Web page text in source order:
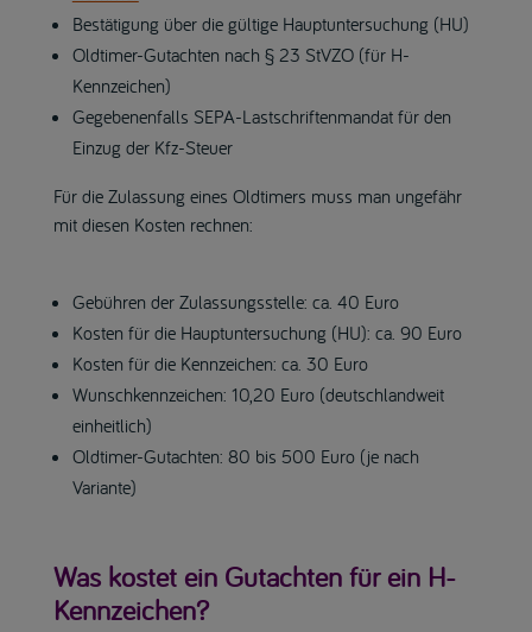
Bestätigung über die gültige Hauptuntersuchung (HU)
Oldtimer-Gutachten nach § 23 StVZO (für H-
Kennzeichen)
Gegebenenfalls SEPA-Lastschriftenmandat für den
Einzug der Kfz-Steuer
Für die Zulassung eines Oldtimers muss man ungefähr
mit diesen Kosten rechnen:
Gebühren der Zulassungsstelle: ca. 40 Euro
Kosten für die Hauptuntersuchung (HU): ca. 90 Euro
Kosten für die Kennzeichen: ca. 30 Euro
Wunschkennzeichen: 10,20 Euro (deutschlandweit
einheitlich)
Oldtimer-Gutachten: 80 bis 500 Euro (je nach
Variante)
Was kostet ein Gutachten für ein H-
Kennzeichen?